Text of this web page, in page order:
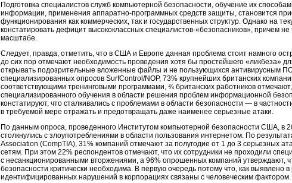
Подготовка специалистов служб компьютерной безопасности, обучение их
информации, применения аппаратно-программных средств защиты, становится
функционирования как коммерческих, так и государственных структур. Однако на
констатировать дефицит высококлассных специалистов-«безопасников», причем
масштабе.
Следует, правда, отметить, что в США и Европе данная проблема стоит намного
до сих пор отмечают необходимость проведения хотя бы простейшего «ликбеза»
открывать подозрительные вложенные файлы и не пользующихся антивирусным
специализированных опросов SurfControl/NOP, 73% крупнейших британских
соответствующими тренинговыми программами, ¾ британских работников
специализированного обучения в области решения проблем информационной
констатируют, что сталкивались с проблемами в области безопасности — в
в требуемой мере отражать и предотвращать даже наименее серьезные атаки.
По данным опроса, проведенного Институтом компьютерной безопасности США, в
столкнулись с злоупотреблениями в области пользования интернетом. По
Association (CompTIA), 31% компаний отмечают за полугодие от 1 до 3 серьезных
сетям. При этом 22% респондентов отмечают, что их сотрудники не проходили
с несанкционированными вторжениями, а 96% опрошенных компаний утверждают,
безопасности критически необходима. В первую очередь потому что, как выявлено
идентифицированных нарушений в корпорациях связаны с человеческим фактором.